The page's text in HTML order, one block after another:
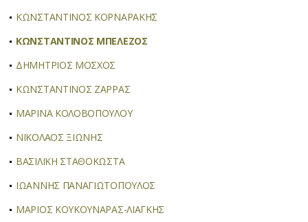
ΚΩΝΣΤΑΝΤΙΝΟΣ ΚΟΡΝΑΡΑΚΗΣ
ΚΩΝΣΤΑΝΤΙΝΟΣ ΜΠΕΛΕΖΟΣ
ΔΗΜΗΤΡΙΟΣ ΜΟΣΧΟΣ
ΚΩΝΣΤΑΝΤΙΝΟΣ ΖΑΡΡΑΣ
ΜΑΡΙΝΑ ΚΟΛΟΒΟΠΟΥΛΟΥ
ΝΙΚΟΛΑΟΣ ΞΙΩΝΗΣ
ΒΑΣΙΛΙΚΗ ΣΤΑΘΟΚΩΣΤΑ
ΙΩΑΝΝΗΣ ΠΑΝΑΓΙΩΤΟΠΟΥΛΟΣ
ΜΑΡΙΟΣ ΚΟΥΚΟΥΝΑΡΑΣ-ΛΙΑΓΚΗΣ